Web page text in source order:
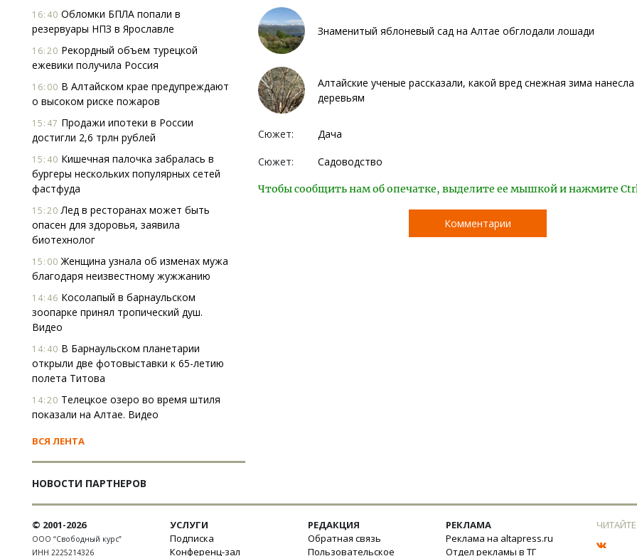
16:40 Обломки БПЛА попали в
резервуары НПЗ в Ярославле
16:20 Рекордный объем турецкой
ежевики получила Россия
16:00 В Алтайском крае предупреждают
о высоком риске пожаров
15:47 Продажи ипотеки в России
достигли 2,6 трлн рублей
15:40 Кишечная палочка забралась в
бургеры нескольких популярных сетей
фастфуда
15:20 Лед в ресторанах может быть
опасен для здоровья, заявила
биотехнолог
15:00 Женщина узнала об изменах мужа
благодаря неизвестному жужжанию
14:46 Косолапый в барнаульском
зоопарке принял тропический душ.
Видео
14:40 В Барнаульском планетарии
открыли две фотовыставки к 65-летию
полета Титова
14:20 Телецкое озеро во время штиля
показали на Алтае. Видео
ВСЯ ЛЕНТА
НОВОСТИ ПАРТНЕРОВ
Знаменитый яблоневый сад на Алтае обглодали лошади
Алтайские ученые рассказали, какой вред снежная зима
деревьям
Сюжет: Дача
Сюжет: Садоводство
Чтобы сообщить нам об опечатке, выделите ее мышкой и нажмите
Комментарии
© 2001-2026
ООО “Свободный курс”
ИНН 2225214326
УСЛУГИ
Подписка
Конференц-зал
РЕДАКЦИЯ
Обратная связь
Пользовательское
РЕКЛАМА
Реклама на altapress.ru
Отдел рекламы в ТГ